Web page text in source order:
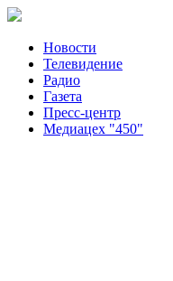
Новости
Телевидение
Радио
Газета
Пресс-центр
Медиацех "450"